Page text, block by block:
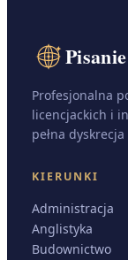
Profesjonalna
licencjackich i
pełna
KIERUNKI
Administracja
Anglistyka
Budownictwo